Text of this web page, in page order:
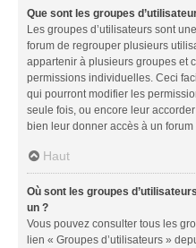
Que sont les groupes
Les groupes d’utilisateurs sont
forum de regrouper plusieurs
appartenir à plusieurs groupes et
permissions individuelles. Ceci
qui pourront modifier les
seule fois, ou encore leur
bien leur donner accès à un forum
Haut
Où sont les groupes
un ?
Vous pouvez consulter tous les
lien « Groupes d’utilisateurs »